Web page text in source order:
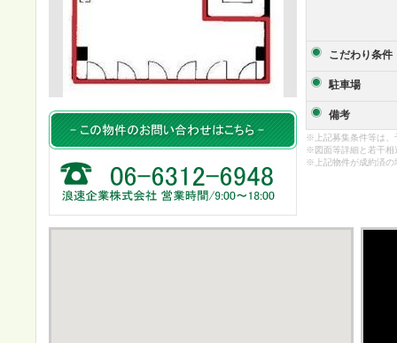
こだわり条件
駐車場
備考
※上記募集条件等は、
※図面等詳細と若干相
※上記物件が成約済の